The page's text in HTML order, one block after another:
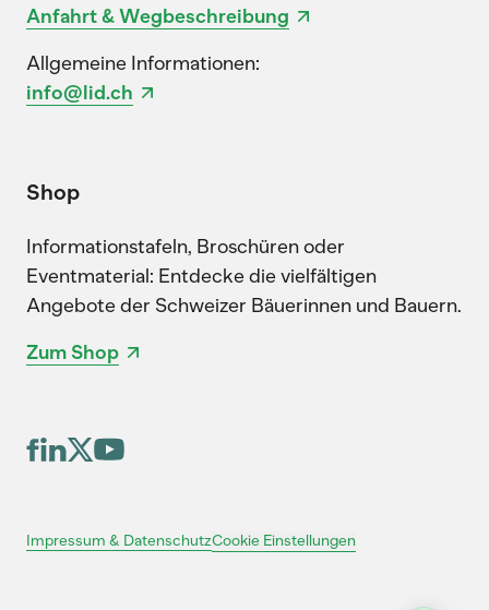
Anfahrt & Wegbeschreibung
Allgemeine Informationen:
info@lid.ch
Shop
Informationstafeln, Broschüren oder
Eventmaterial: Entdecke die vielfältigen
Angebote der Schweizer Bäuerinnen und Bauern.
Zum Shop
Impressum & DatenschutzCookie Einstellungen